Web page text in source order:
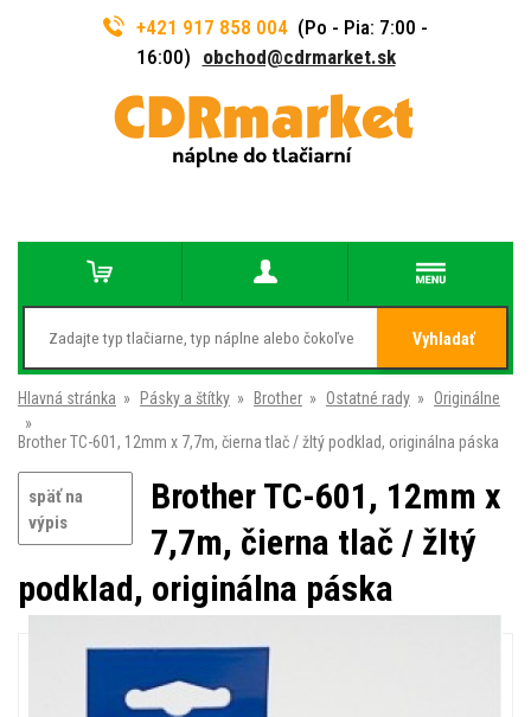
+421 917 858 004 (Po - Pia: 7:00 -
16:00) obchod@cdrmarket.sk
Vyhladať
Hlavná stránka » Pásky a štítky » Brother » Ostatné rady » Originálne
»
Brother TC-601, 12mm x 7,7m, čierna tlač / žltý podklad, originálna páska
späť na
výpis
Brother TC-601, 12mm x
7,7m, čierna tlač / žltý
podklad, originálna páska